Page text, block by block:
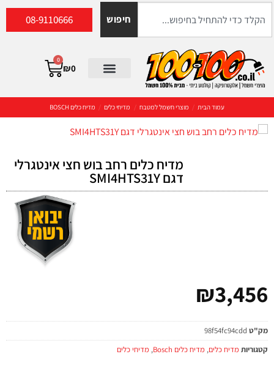
חיפוש 08-9110666
₪0
0
עמוד הבית / מוצרי חשמל למטבח / מדיחי כלים / מדיח כלים BOSCH
מדיח כלים רחב בוש חצי אינטגרלי
דגם SMI4HTS31Y
₪3,456
מק"ט 98f54fc94cdd
קטגוריות מדיח כלים, מדיח כלים Bosch , מדיחי כלים